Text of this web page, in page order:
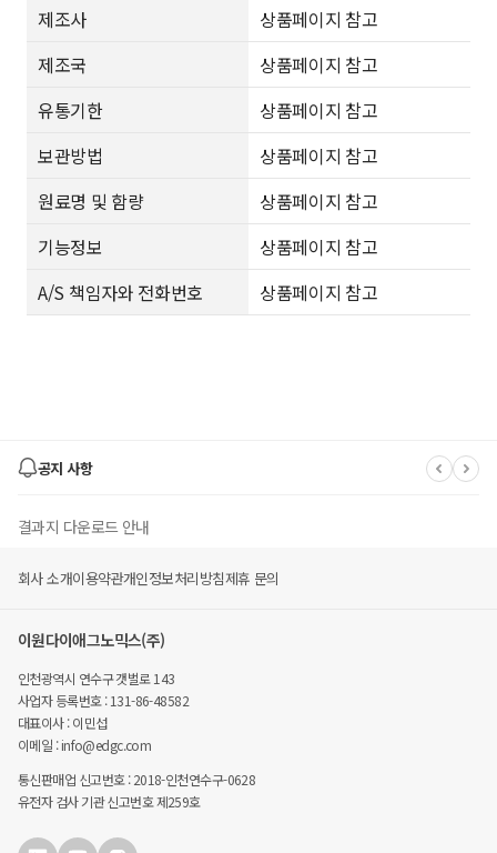
제조사
상품페이지 참고
제조국
상품페이지 참고
유통기한
상품페이지 참고
보관방법
상품페이지 참고
원료명 및 함량
상품페이지 참고
기능정보
상품페이지 참고
A/S 책임자와 전화번호
상품페이지 참고
공지 사항
결과지 다운로드 안내
유후 멤버스 몰 폐지 안내
유후(YouWho) 사이트' EDGC 종합몰' 변경 안내
회사 소개이용약관개인정보처리방침제휴 문의
이원다이애그노믹스(주)
인천광역시 연수구 갯벌로 143
사업자 등록번호 : 131-86-48582
대표이사 : 이민섭
이메일 : info@edgc.com
통신판매업 신고번호 : 2018-인천연수구-0628
유전자 검사 기관 신고번호 제259호